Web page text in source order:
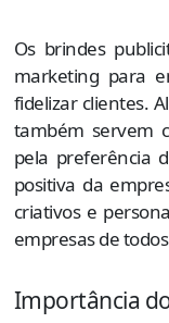
Os brindes
marketing para
fidelizar clientes.
também servem
pela preferência
positiva da
criativos e
empresas de
Importância